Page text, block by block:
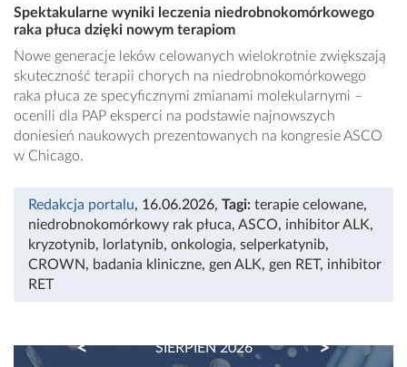
Spektakularne wyniki leczenia niedrobnokomórkowego
raka płuca dzięki nowym terapiom
Nowe generacje leków celowanych wielokrotnie zwiększają
skuteczność terapii chorych na niedrobnokomórkowego
raka płuca ze specyficznymi zmianami molekularnymi –
ocenili dla PAP eksperci na podstawie najnowszych
doniesień naukowych prezentowanych na kongresie ASCO
w Chicago.
Redakcja portalu, 16.06.2026, Tagi: terapie celowane,
niedrobnokomórkowy rak płuca, ASCO, inhibitor ALK,
kryzotynib, lorlatynib, onkologia, selperkatynib,
CROWN, badania kliniczne, gen ALK, gen RET, inhibitor
RET
SIERPIEŃ 2026
PREVIOUS NEXT